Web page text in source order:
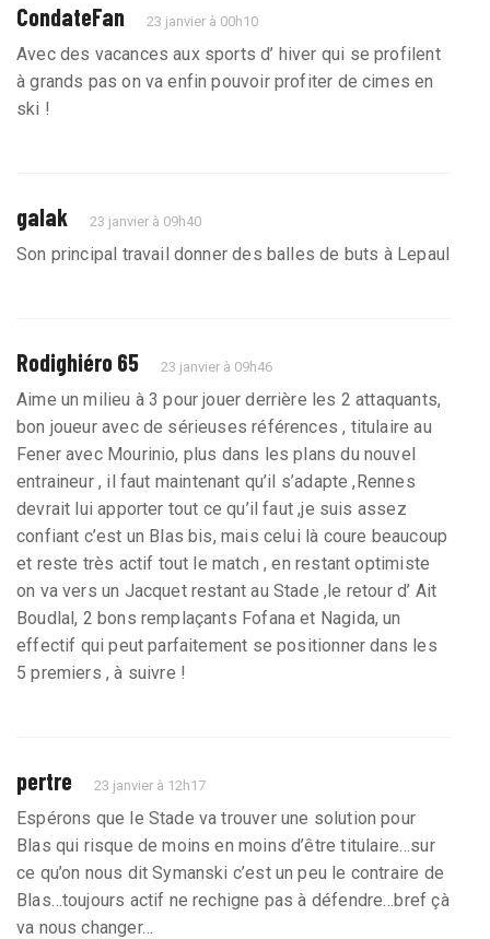
CondateFan 23 janvier à 00h10
Avec des vacances aux sports d’ hiver qui se profilent
à grands pas on va enfin pouvoir profiter de cimes en
ski !
galak 23 janvier à 09h40
Son principal travail donner des balles de buts à Lepaul
Rodighiéro 65 23 janvier à 09h46
Aime un milieu à 3 pour jouer derrière les 2 attaquants,
bon joueur avec de sérieuses références , titulaire au
Fener avec Mourinio, plus dans les plans du nouvel
entraineur , il faut maintenant qu’il s’adapte ,Rennes
devrait lui apporter tout ce qu’il faut ,je suis assez
confiant c’est un Blas bis, mais celui là coure beaucoup
et reste très actif tout le match , en restant optimiste
on va vers un Jacquet restant au Stade ,le retour d’ Ait
Boudlal, 2 bons remplaçants Fofana et Nagida, un
effectif qui peut parfaitement se positionner dans les
5 premiers , à suivre !
pertre 23 janvier à 12h17
Espérons que le Stade va trouver une solution pour
Blas qui risque de moins en moins d’être titulaire…sur
ce qu’on nous dit Symanski c’est un peu le contraire de
Blas…toujours actif ne rechigne pas à défendre…bref çà
va nous changer…